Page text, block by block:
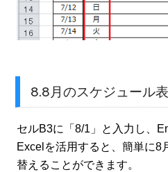
8.8月のスケジュール
セルB3に「8/1」と入力し、
Excelを活用すると、簡単に8
替えることができます。